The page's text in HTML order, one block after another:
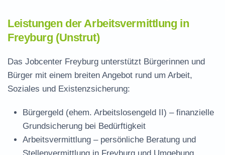
Leistungen der Arbeitsvermittlung in
Freyburg (Unstrut)
Das Jobcenter Freyburg unterstützt Bürgerinnen und
Bürger mit einem breiten Angebot rund um Arbeit,
Soziales und Existenzsicherung:
Bürgergeld (ehem. Arbeitslosengeld II) – finanzielle
Grundsicherung bei Bedürftigkeit
Arbeitsvermittlung – persönliche Beratung und